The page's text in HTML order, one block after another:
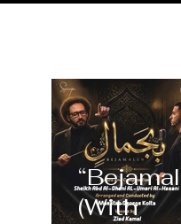
(With